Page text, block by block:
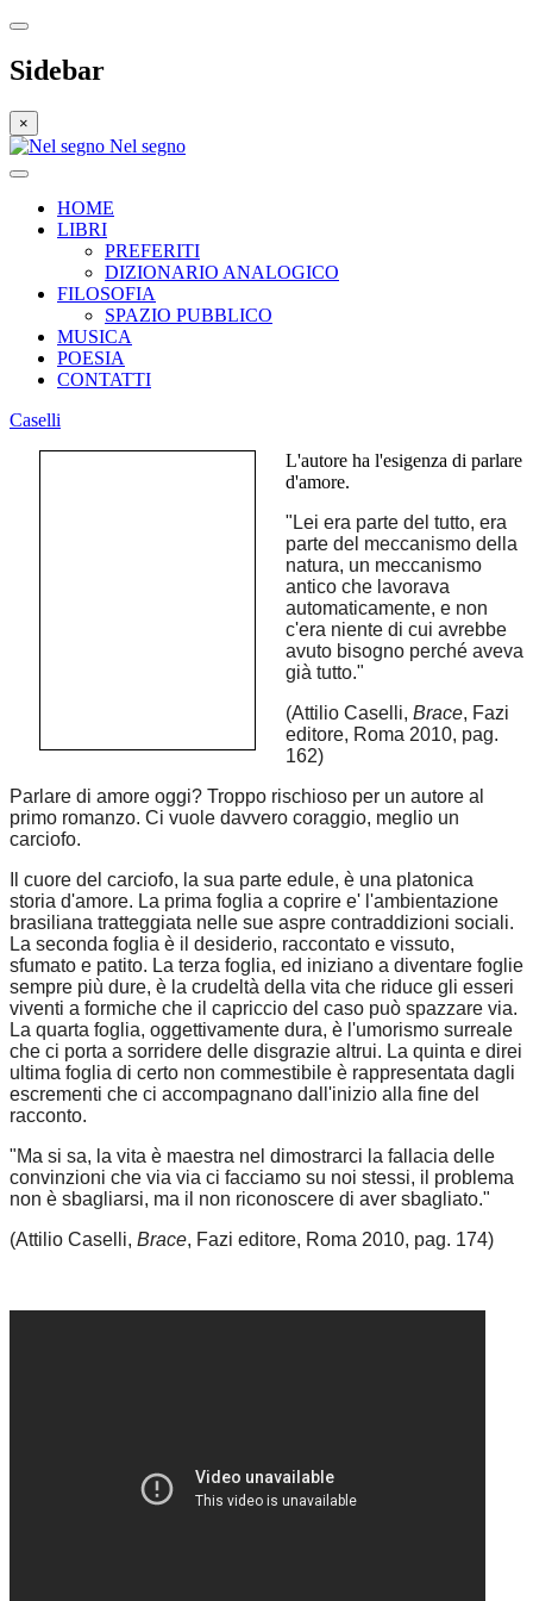
Sidebar
×
Nel segno
HOME
LIBRI
PREFERITI
DIZIONARIO ANALOGICO
FILOSOFIA
SPAZIO PUBBLICO
MUSICA
POESIA
CONTATTI
Caselli
L'autore ha l'esigenza di parlare
d'amore.
"Lei era parte del tutto, era
parte del meccanismo della
natura, un meccanismo
antico che lavorava
automaticamente, e non
c'era niente di cui avrebbe
avuto bisogno perché aveva
già tutto."
(Attilio Caselli, Brace, Fazi
editore, Roma 2010, pag.
162)
Parlare di amore oggi? Troppo rischioso per un autore al
primo romanzo. Ci vuole davvero coraggio, meglio un
carciofo.
Il cuore del carciofo, la sua parte edule, è una platonica
storia d'amore. La prima foglia a coprire e' l'ambientazione
brasiliana tratteggiata nelle sue aspre contraddizioni sociali.
La seconda foglia è il desiderio, raccontato e vissuto,
sfumato e patito. La terza foglia, ed iniziano a diventare foglie
sempre più dure, è la crudeltà della vita che riduce gli esseri
viventi a formiche che il capriccio del caso può spazzare via.
La quarta foglia, oggettivamente dura, è l'umorismo surreale
che ci porta a sorridere delle disgrazie altrui. La quinta e direi
ultima foglia di certo non commestibile è rappresentata dagli
escrementi che ci accompagnano dall'inizio alla fine del
racconto.
"Ma si sa, la vita è maestra nel dimostrarci la fallacia delle
convinzioni che via via ci facciamo su noi stessi, il problema
non è sbagliarsi, ma il non riconoscere di aver sbagliato."
(Attilio Caselli, Brace, Fazi editore, Roma 2010, pag. 174)